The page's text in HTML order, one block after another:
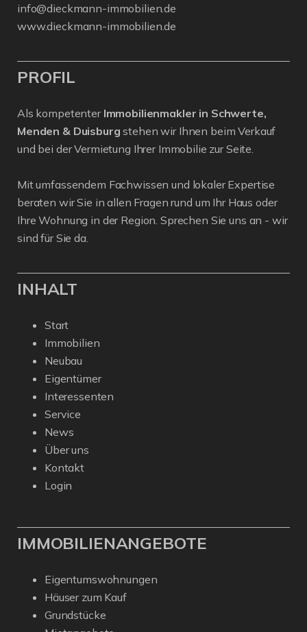
info@dieckmann-immobilien.de
www.dieckmann-immobilien.de
PROFIL
Als kompetenter Immobilienmakler in Schwerte,
Menden & Duisburg stehen wir Ihnen beim Verkauf
und bei der Vermietung Ihrer Immobilie zur Seite.
Mit umfassendem Fachwissen und lokaler Expertise
beraten wir Sie in allen Fragen rund um Ihr Haus oder
Ihre Wohnung in der Region. Sprechen Sie uns an - wir
sind für Sie da.
INHALT
Start
Immobilien
Neubau
Eigentümer
Interessenten
Service
News
Über uns
Kontakt
Login
IMMOBILIENANGEBOTE
Eigentumswohnungen
Häuser zum Kauf
Grundstücke